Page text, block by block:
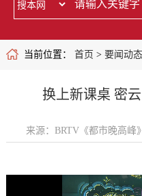
当前位置： 首页 > 要闻动态
换上新课桌 密
来源：BRTV《都市晚高峰》